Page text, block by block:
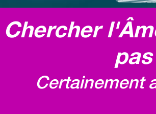
Chercher
Certainement